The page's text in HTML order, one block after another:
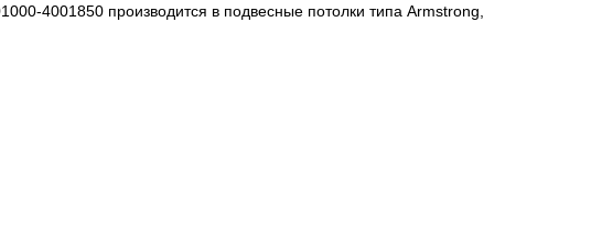
4001850 производится в подвесные потолки типа Armstrong,